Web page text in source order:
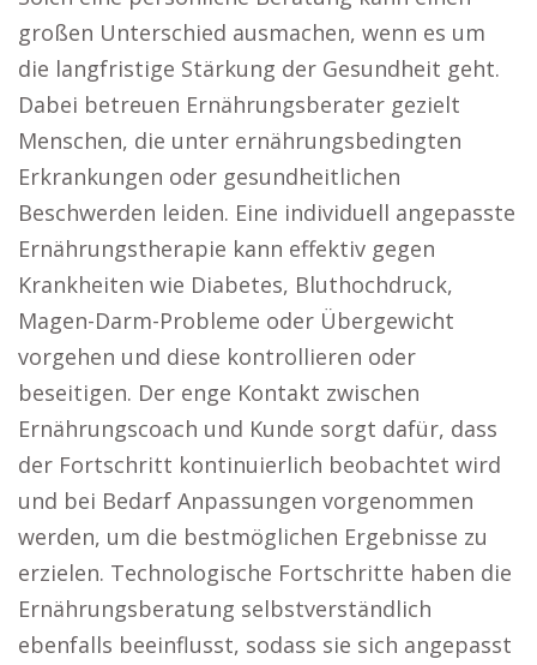
großen Unterschied ausmachen, wenn es um
die langfristige Stärkung der Gesundheit geht.
Dabei betreuen Ernährungsberater gezielt
Menschen, die unter ernährungsbedingten
Erkrankungen oder gesundheitlichen
Beschwerden leiden. Eine individuell angepasste
Ernährungstherapie kann effektiv gegen
Krankheiten wie Diabetes, Bluthochdruck,
Magen-Darm-Probleme oder Übergewicht
vorgehen und diese kontrollieren oder
beseitigen. Der enge Kontakt zwischen
Ernährungscoach und Kunde sorgt dafür, dass
der Fortschritt kontinuierlich beobachtet wird
und bei Bedarf Anpassungen vorgenommen
werden, um die bestmöglichen Ergebnisse zu
erzielen. Technologische Fortschritte haben die
Ernährungsberatung selbstverständlich
ebenfalls beeinflusst, sodass sie sich angepasst